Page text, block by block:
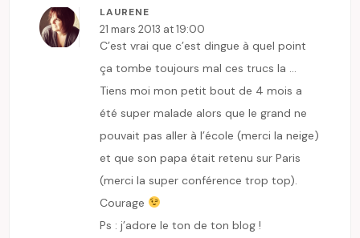
LAURENE
21 mars 2013 at 19:00
C’est vrai que c’est dingue à quel point
ça tombe toujours mal ces trucs la …
Tiens moi mon petit bout de 4 mois a
été super malade alors que le grand ne
pouvait pas aller à l’école (merci la neige)
et que son papa était retenu sur Paris
(merci la super conférence trop top).
Courage
Ps : j’adore le ton de ton blog !